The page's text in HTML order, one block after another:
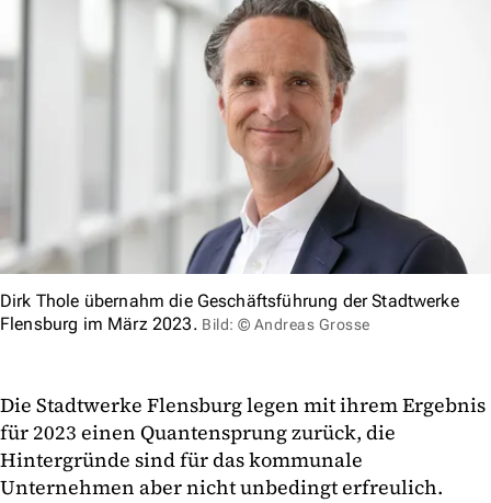
Dirk Thole übernahm die Geschäftsführung der Stadtwerke
Flensburg im März 2023. Bild: © Andreas Grosse
Die Stadtwerke Flensburg legen mit ihrem Ergebnis
für 2023 einen Quantensprung zurück, die
Hintergründe sind für das kommunale
Unternehmen aber nicht unbedingt erfreulich.